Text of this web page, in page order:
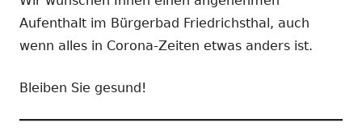
Aufenthalt im Bürgerbad Friedrichsthal, auch
wenn alles in Corona-Zeiten etwas anders ist.
Bleiben Sie gesund!